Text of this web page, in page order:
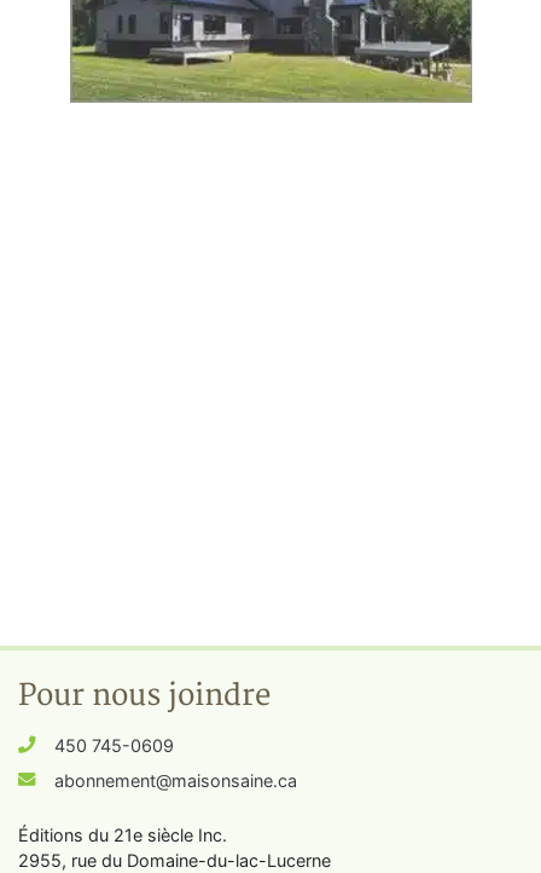
Pour nous joindre
450 745-0609
abonnement@maisonsaine.ca
Éditions du 21e siècle Inc.
2955, rue du Domaine-du-lac-Lucerne